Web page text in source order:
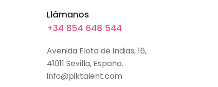
Llámanos
+34 854 648 544
Avenida Flota de Indias, 16,
41011 Sevilla, España.
info@piktalent.com